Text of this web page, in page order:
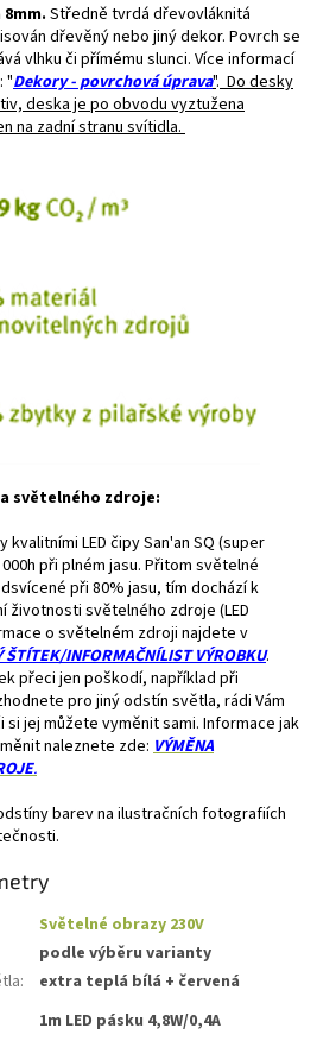
Středně tvrdá dřevovláknitá
dřevěný nebo jiný dekor. Povrch se
vlhku či přímému slunci. Více informací
"Dekory - povrchová úprava". Do desky
deska je po obvodu vyztužena
na zadní stranu svítidla.
světelného zdroje:
kvalitními LED čipy San'an SQ (super
při plném jasu. Přitom světelné
při 80% jasu, tím dochází k
životnosti světelného zdroje (LED
o světelném zdroji najdete v
ŠTÍTEK/INFORMAČNÍLIST VÝROBKU.
přeci jen poškodí, například při
pro jiný odstín světla, rádi Vám
si jej můžete vyměnit sami. Informace jak
naleznete zde: VÝMĚNA
.
barev na ilustračních fotografiích
Světelné obrazy 230V
podle výběru varianty
:
extra teplá bílá + červená
1m LED pásku 4,8W/0,4A